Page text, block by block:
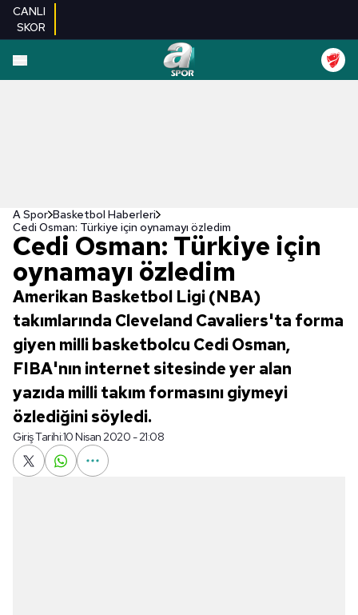
CANLI
SKOR
A Spor Basketbol Haberleri
Cedi Osman: Türkiye için oynamayı özledim
Cedi Osman: Türkiye için
oynamayı özledim
Amerikan Basketbol Ligi (NBA)
takımlarında Cleveland Cavaliers'ta forma
giyen milli basketbolcu Cedi Osman,
FIBA'nın internet sitesinde yer alan
yazıda milli takım formasını giymeyi
özlediğini söyledi.
Giriş Tarihi:10 Nisan 2020 - 21:08